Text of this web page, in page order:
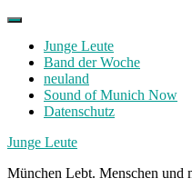
Skip
contentJunge Leute
Band der Woche
neuland
Sound of Munich Now
Datenschutz
Facebook
Twitter
Instagram
Junge Leute
München Lebt. Menschen und